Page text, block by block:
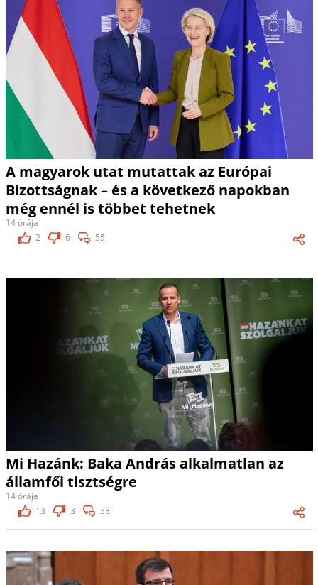
A magyarok utat mutattak az Európai
Bizottságnak – és a következő napokban
még ennél is többet tehetnek
14 órája
2
6 55
Mi Hazánk: Baka András alkalmatlan az
államfői tisztségre
14 órája
13
3 38